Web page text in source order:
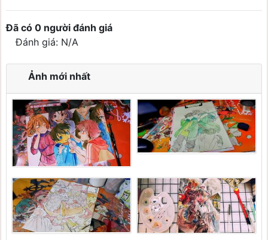
Đã có 0 người đánh giá
Đánh giá: N/A
Ảnh mới nhất